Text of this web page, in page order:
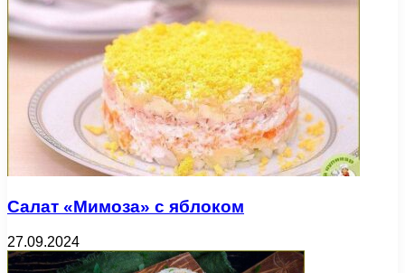
Салат «Мимоза» с яблоком
27.09.2024